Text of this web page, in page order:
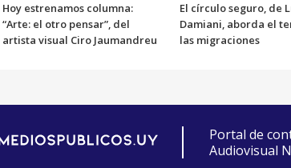
Hoy estrenamos columna:
“Arte: el otro pensar”, del
artista visual Ciro Jaumandreu
El círculo seguro, de
Damiani, aborda el
las migraciones
Portal de
Audiovisual